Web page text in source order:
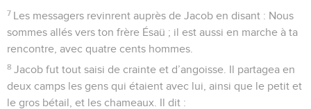
7 Les messagers revinrent auprès de Jacob en disant : Nous
sommes allés vers ton frère Ésaü ; il est aussi en marche à ta
rencontre, avec quatre cents hommes.
8 Jacob fut tout saisi de crainte et d’angoisse. Il partagea en
deux camps les gens qui étaient avec lui, ainsi que le petit et
le gros bétail, et les chameaux. Il dit :